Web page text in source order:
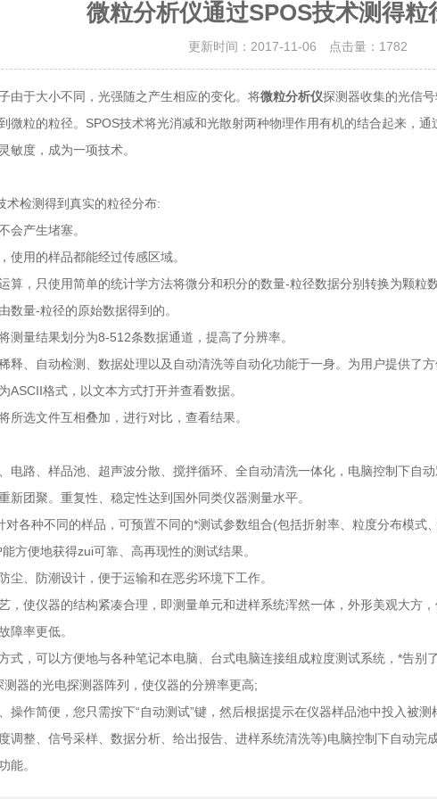
微粒分析仪通过SPOS技术测得粒
更新时间：2017-11-06 点击量： 1782
由于大小不同，光强随之产生相应的变化。将微粒分析仪探测器收集的光信
微粒的粒径。SPOS技术将光消减和光散射两种物理作用有机的结合起来，
敏度，成为一项技术。
术检测得到真实的粒径分布:
会产生堵塞。
使用的样品都能经过传感区域。
算，只使用简单的统计学方法将微分和积分的数量-粒径数据分别转换为颗粒
数量-粒径的原始数据得到的。
测量结果划分为8-512条数据通道，提高了分辨率。
释、自动检测、数据处理以及自动清洗等自动化功能于一身。为用户提供了方
ASCII格式，以文本方式打开并查看数据。
所选文件互相叠加，进行对比，查看结果。
电路、样品池、超声波分散、搅拌循环、全自动清洗一体化，电脑控制下自
新团聚。重复性、稳定性达到国外同类仪器测量水平。
对各种不同的样品，可预置不同的*测试参数组合(包括折射率、粒度分布模式
方便地获得zui可靠、高再现性的测试结果。
尘、防潮设计，便于运输和在恶劣环境下工作。
，使仪器的结构紧凑合理，即测量单元和进样系统浑然一体，外形美观大方
障率更低。
式，可以方便地与各种笔记本电脑、台式电脑连接组成粒度测试系统，*告别
器的光电探测器阵列，使仪器的分辨率更高;
操作简便，您只需按下“自动测试”键，然后根据提示在仪器样品池中投入被
调整、信号采样、数据分析、给出报告、进样系统清洗等)电脑控制下自动完
能。